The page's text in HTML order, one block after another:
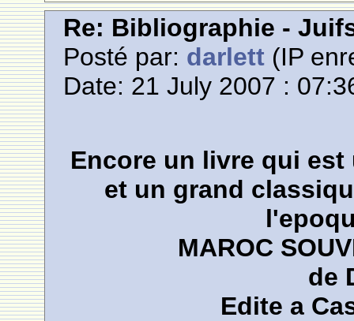
Re: Bibliographie -
Posté par: darlett (IP
Date: 21 July 2007 :
Encore un livre qui
et un grand
MAROC
de
Edite a